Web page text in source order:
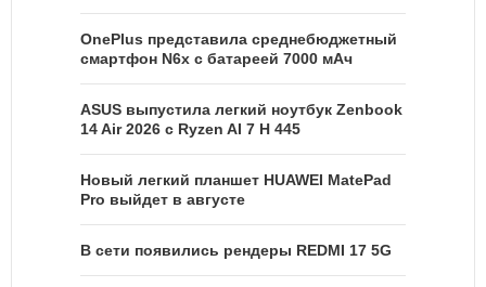
OnePlus представила среднебюджетный
смартфон N6x с батареей 7000 мАч
ASUS выпустила легкий ноутбук Zenbook
14 Air 2026 с Ryzen AI 7 H 445
Новый легкий планшет HUAWEI MatePad
Pro выйдет в августе
В сети появились рендеры REDMI 17 5G